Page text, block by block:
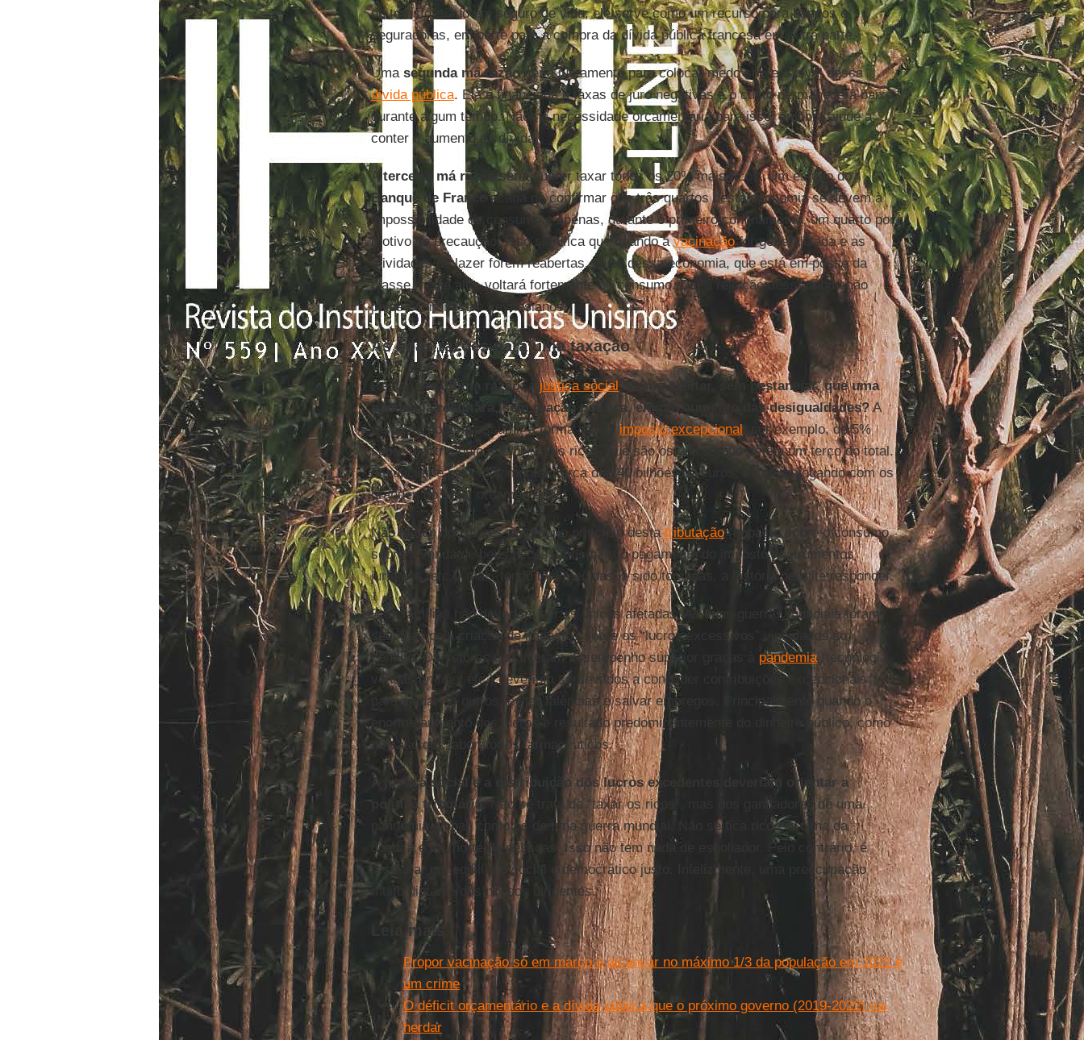
ou transformado em seguro de vida, ele serve como um recurso para bancos e
seguradoras, em parte para a compra da dívida pública francesa em outra parte.
Uma segunda má razãoseria justamente para colocar medo sobre o nível dessa
dívida pública. Ela é financiada a taxas de juro negativas e o custo permanecerá baixo
durante algum tempo. Não há necessidade orçamentária para isso, embora ajude a
conter o aumento da dívida.
A terceira má razão
seria querer taxar todos os 20% mais ricos. Um estudo do
Banque de France
acaba de confirmar que três quartos desta economia se devem à
impossibilidade de consumo e apenas, durante o primeiro confinamento, um quarto por
motivo de precaução. Isso significa que quando avacinaçãofor generalizada e as
atividades de lazer forem reabertas, parte dessa economia, que está em posse da
classe média alta, voltará fortemente ao consumo. Daí a rejeição dessa tributação
pelos economistas keynesianos.
As boas razões para uma taxação
Resta uma última razão: a justiça social.Como aceitar, sem pestanejar, que uma
pandemia resultará, sem reação política, em um aumento das desigualdades?A
resposta poderia assumir a forma de um imposto excepcional , por exemplo, de 5%
sobre o patrimônio dos 5% mais ricos, que são os únicos que detêm um terço do total.
O suficiente para movimentar cerca de 240 bilhões de euros; estamos jogando com os
grandes do setor orçamentário.
Não faltam opositores ao próprio princípio destatributação(impacto sobre o consumo,
sobre a venda de bens necessários para o pagamento do imposto, instrumentos
jurídicos, etc.), mas, tendo tais medidas já sido tomadas, a história permite responder.
E as famílias não deveriam ser as únicas afetadas. As duas guerras mundiais foram
seguidas pela criação de impostos sobre os “lucros excessivos” vinculados ao
conflito. Os setores que tiveram desempenho superior graças à pandemia(tecnologia,
vendason-line
, etc.) deveriam ser levados a conceder contribuições excepcionais
para ajudar os outros, evitar falências e salvar empregos. Principalmente quando o
enorme aumento dos lucros é resultado predominantemente do dinheiro público, como
no caso dos laboratórios farmacêuticos.
A justiça social e a distribuição dos lucros excedentes deveriam orientar a
política tributária. Não se trata de “taxar os ricos”, mas dos ganhadores de uma
pandemia global, como os de uma guerra mundial. Não se fica rico em cima da
doença e da morte de pessoas. Isso não tem nada de espoliador. Pelo contrário, é
restaurar um equilíbrio social e democrático justo. Infelizmente, uma preocupação
muito distante dos nossos dirigentes.
Leia mais
Propor vacinação só em março e alcançar no máximo 1/3 da população em 2021 é
um crime
O déficit orçamentário e a dívida pública que o próximo governo (2019-2022) vai
herdar